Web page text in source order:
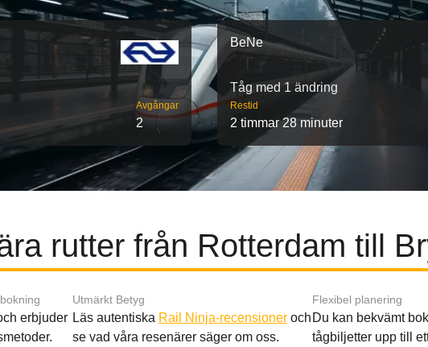
Avgångar
2
BeNe
Tåg med 1 ändring
Restid
2 timmar 28 minuter
rutter från Rotterdam till
erbjuder
Utmärkt Betyg
Läs autentiska Rail Ninja-recensioneroch
se vad våra resenärer säger om oss.
Flexibel planering
Du kan bekvämt
tågbiljetter upp till